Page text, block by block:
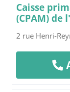
Caisse
(CPAM) de
2 rue Henri-